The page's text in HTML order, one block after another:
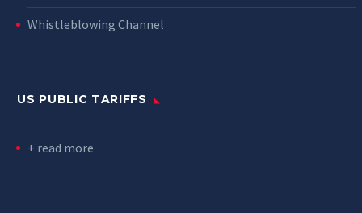
Whistleblowing Channel
US PUBLIC TARIFFS
+ read more